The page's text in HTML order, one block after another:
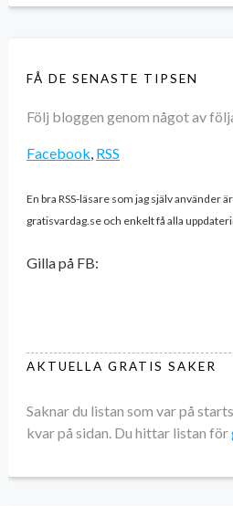
FÅ DE SENASTE TIPSEN
Följ bloggen genom något av
Facebook, RSS
En bra RSS-läsare som jag själv använder är
gratisvardag.se och enkelt få alla
Gilla på FB:
AKTUELLA GRATIS SAKER
Saknar du listan som var på
kvar på sidan. Du hittar listan för